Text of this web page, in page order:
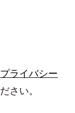
プライバシー
さい。